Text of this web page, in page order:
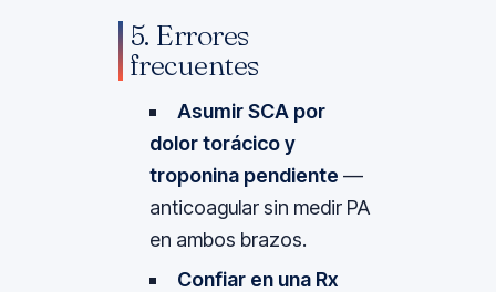
5. Errores
frecuentes
Asumir SCA por
dolor torácico y
troponina pendiente —
anticoagular sin medir PA
en ambos brazos.
Confiar en una Rx